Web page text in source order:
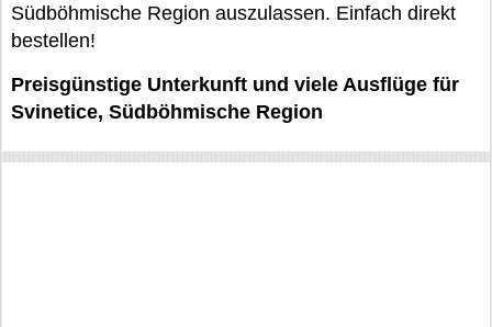
Südböhmische Region auszulassen. Einfach direkt
bestellen!
Preisgünstige Unterkunft und viele Ausflüge für
Svinetice, Südböhmische Region